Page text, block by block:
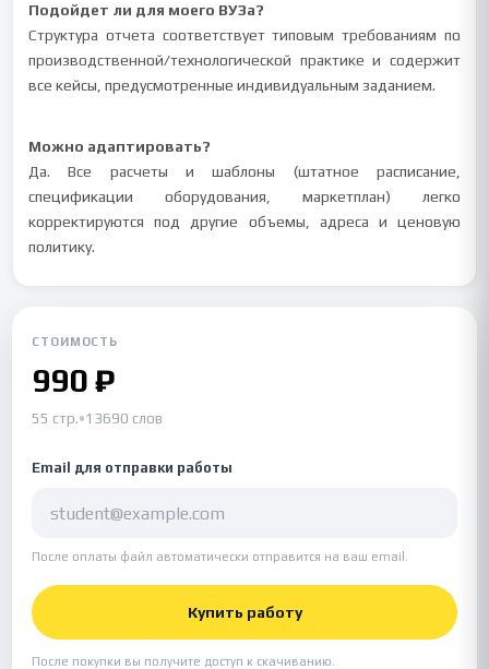
Подойдет ли для моего ВУЗа?
Структура отчета соответствует типовым требованиям по
производственной/технологической практике и содержит
все кейсы, предусмотренные индивидуальным заданием.
Можно адаптировать?
Да. Все расчеты и шаблоны (штатное расписание,
спецификации оборудования, маркетплан) легко
корректируются под другие объемы, адреса и ценовую
политику.
СТОИМОСТЬ
990 ₽
55 стр.•13690 слов
Email для отправки работы
После оплаты файл автоматически отправится на ваш email.
Купить работу
После покупки вы получите доступ к скачиванию.